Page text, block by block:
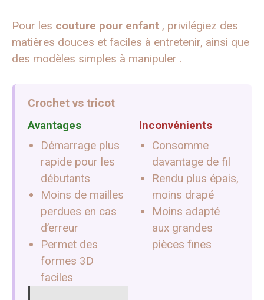
Pour les couture pour enfant , privilégiez des
matières douces et faciles à entretenir, ainsi que
des modèles simples à manipuler .
Crochet vs tricot
Avantages
Démarrage plus
rapide pour les
débutants
Moins de mailles
perdues en cas
d’erreur
Permet des
formes 3D
faciles
Inconvénients
Consomme
davantage de fil
Rendu plus épais,
moins drapé
Moins adapté
aux grandes
pièces fines